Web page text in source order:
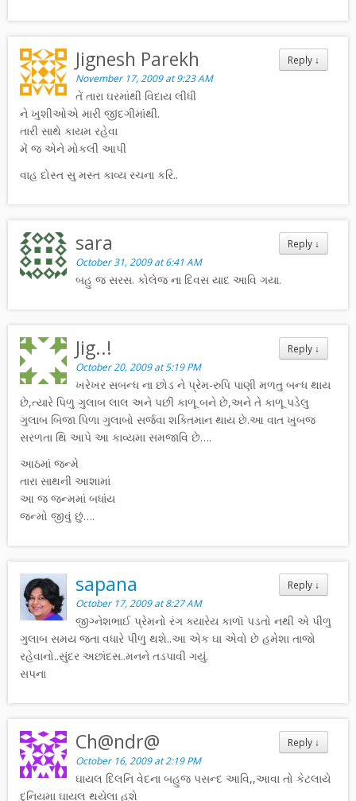
Reply ↓
Jignesh Parekh
November 17, 2009 at 9:23 AM
તેં તારા ઘરમાંથી વિદાય લીધી
ને ખુશીઓએ મારી જીંદગીમાંથી.
તારી સાથે કાયમ રહેવા
મેં જ એને મોકલી આપી
વાહ દોસ્ત સુ મસ્ત કાવ્ય રચના કરિ..
Reply ↓
sara
October 31, 2009 at 6:41 AM
બહુ જ સરસ. કોલેજ ના દિવસ યાદ આવિ ગયા.
Reply ↓
Jig..!
October 20, 2009 at 5:19 PM
ખરેખર સબન્ધ ના છોડ ને પ્રેમ-રુપિ પાણી મળતુ બન્ધ થાય
છે,ત્યારે પિળુ ગુલાબ લાલ અને પછી કાળૂ બને છે,અને તે કાળૂ પડેલુ
ગુલાબ બિજા પિળા ગુલાબો સર્જવા શક્તિમાન થાય છે.આ વાત ખુબજ
સરળતા થિ આપે આ કાવ્યમા સમજાવિ છે….
આઠમાં જન્મે
તારા સાથની આશામાં
આ જ જન્મમાં બધાંય
જન્મો જીવું છું….
Reply ↓
sapana
October 17, 2009 at 8:27 AM
જીગ્નેશભાઈ પ્રેમનો રંગ ક્યારેય કાળૉ પડતો નથી એ પીળુ
ગુલાબ સમય જતા વધારે પીળુ થશે..આ એક ઘા એવો છે હમેશા તાજો
રહેવાનો..સુંદર અછાંદસ..મનને તડપાવી ગયું.
સપના
Reply ↓
Ch@ndr@
October 16, 2009 at 2:19 PM
ઘાયલ દિલનિ વેદના બહુજ પસન્દ આવિ,,આવા તો કેટલાયે
દુનિયમા ઘાયલ થયેલા હશે